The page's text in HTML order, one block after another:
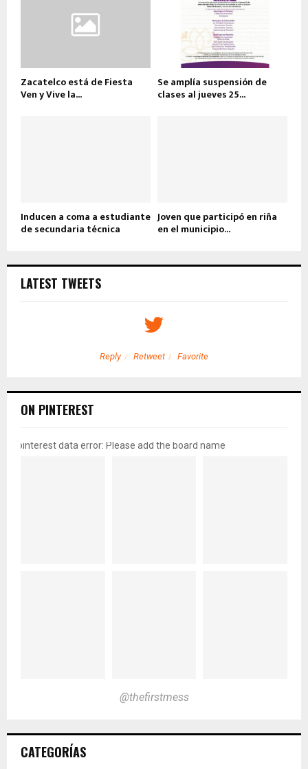
Zacatelco está de Fiesta
Ven y Vive la...
Se amplía suspensión de
clases al jueves 25...
Inducen a coma a estudiante
de secundaria técnica
Joven que participó en riña
en el municipio...
LATEST TWEETS
Reply Retweet Favorite
ON PINTEREST
pinterest data error: Please add the board name
@thefirstmess
CATEGORÍAS